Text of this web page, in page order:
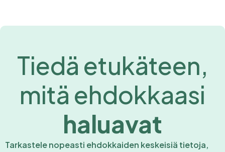
Tiedä etukäteen,
mitä ehdokkaasi
haluavat
Tarkastele nopeasti ehdokkaiden keskeisiä tietoja,